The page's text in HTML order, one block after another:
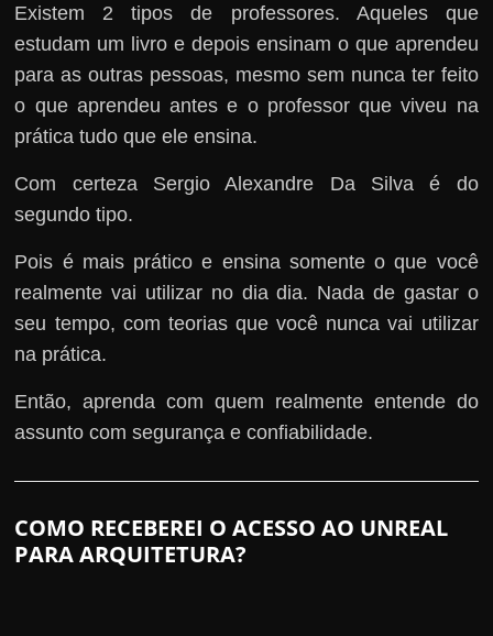
Existem 2 tipos de professores. Aqueles que
estudam um livro e depois ensinam o que aprendeu
para as outras pessoas, mesmo sem nunca ter feito
o que aprendeu antes e o professor que viveu na
prática tudo que ele ensina.
Com certeza Sergio Alexandre Da Silva é do
segundo tipo.
Pois é mais prático e ensina somente o que você
realmente vai utilizar no dia dia. Nada de gastar o
seu tempo, com teorias que você nunca vai utilizar
na prática.
Então, aprenda com quem realmente entende do
assunto com segurança e confiabilidade.
COMO RECEBEREI O ACESSO AO UNREAL
PARA ARQUITETURA?